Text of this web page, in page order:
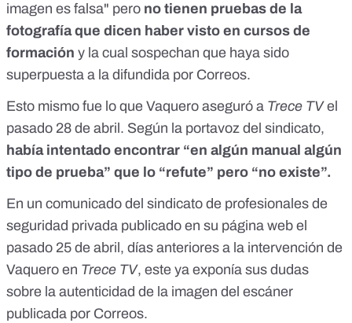
imagen es falsa" pero no tienen pruebas de la
fotografía que dicen haber visto en cursos de
formación y la cual sospechan que haya sido
superpuesta a la difundida por Correos.
Esto mismo fue lo que Vaquero aseguró a Trece TVel
pasado 28 de abril . Según la portavoz del sindicato,
había intentado encontrar “en algún manual algún
tipo de prueba” que lo “refute” pero “no existe”.
En un comunicado del sindicato de profesionales de
seguridad privada publicado en su página web el
pasado 25 de abril, días anteriores a la intervención de
Vaquero en Trece TV, este ya exponía sus dudas
sobre la autenticidad de la imagen del escáner
publicada por Correos.